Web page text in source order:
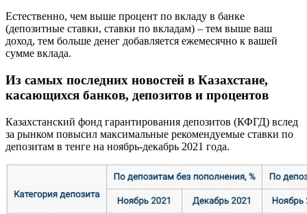
Естественно, чем выше процент по вкладу в банке
(депозитные ставки, ставки по вкладам) – тем выше ваш
доход, тем больше денег добавляется ежемесячно к вашей
сумме вклада.
Из самых последних новостей в Казахстане,
касающихся банков, депозитов и процентов
Казахстанский фонд гарантирования депозитов (КФГД) вслед
за рынком повысил максимальные рекомендуемые ставки по
депозитам в тенге на ноябрь-декабрь 2021 года.